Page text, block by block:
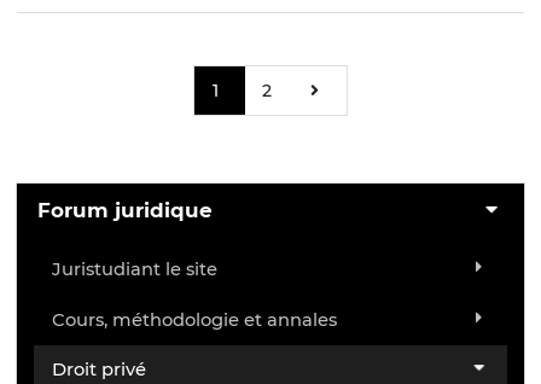
1 2
Forum juridique
Juristudiant le site
Cours, méthodologie et annales
Droit privé